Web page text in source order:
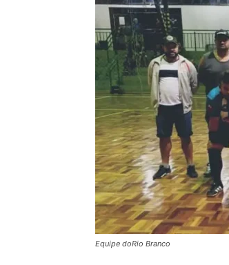
Equipe doRio Branco